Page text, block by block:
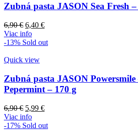
Zubná pasta JASON Sea Fresh
6,90€ Pôvodná
cena
bola:
6,40 €Aktuálna
je:
Viac info
-13% Sold out
Quick view
Zubná pasta JASON
Pepermint – 170 g
6,90€ Pôvodná
cena
bola:
5,99 €Aktuálna
je:
Viac info
-17% Sold out